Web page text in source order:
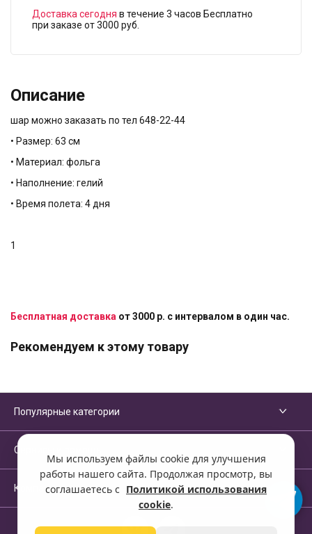
Мы используем файлы cookie для улучшения
работы нашего сайта. Продолжая просмотр, вы
соглашаетесь с Политикой использования
cookie.
Доставка сегодня в течение 3 часов Бесплатно
при заказе от 3000 руб.
Описание
шар можно заказать по тел 648-22-44
• Размер: 63 см
• Материал: фольга
• Наполнение: гелий
• Время полета: 4 дня
1
Бесплатная доставка от 3000 р. с интервалом в один час.
Рекомендуем к этому товару
Популярные категории
Сервисы и помощь
Компания